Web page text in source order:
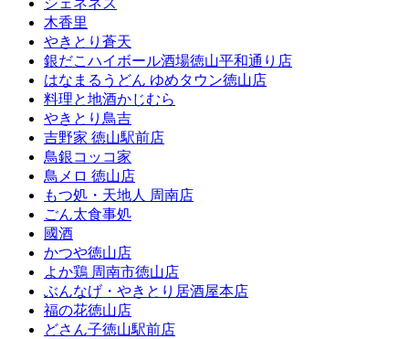
シェネネス
木香里
やきとり蒼天
銀だこハイボール酒場徳山平和通り店
はなまるうどん ゆめタウン徳山店
料理と地酒かじむら
やきとり鳥吉
吉野家 徳山駅前店
鳥銀コッコ家
鳥メロ 徳山店
もつ処・天地人 周南店
ごん太食事処
國酒
かつや徳山店
よか鶏 周南市徳山店
ぶんなげ・やきとり居酒屋本店
福の花徳山店
どさん子徳山駅前店